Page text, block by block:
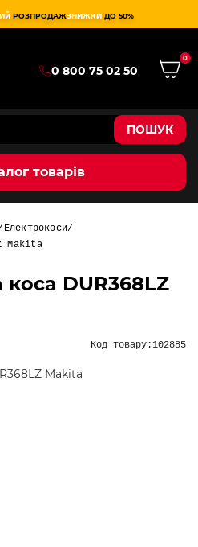
РОЗПРОДАЖЗНИЖКИ ДО 50%
0 800 75 02 50
0
ПОШУК
товарів
Електрокоси
Makita
DUR368LZ
Код товару:102885